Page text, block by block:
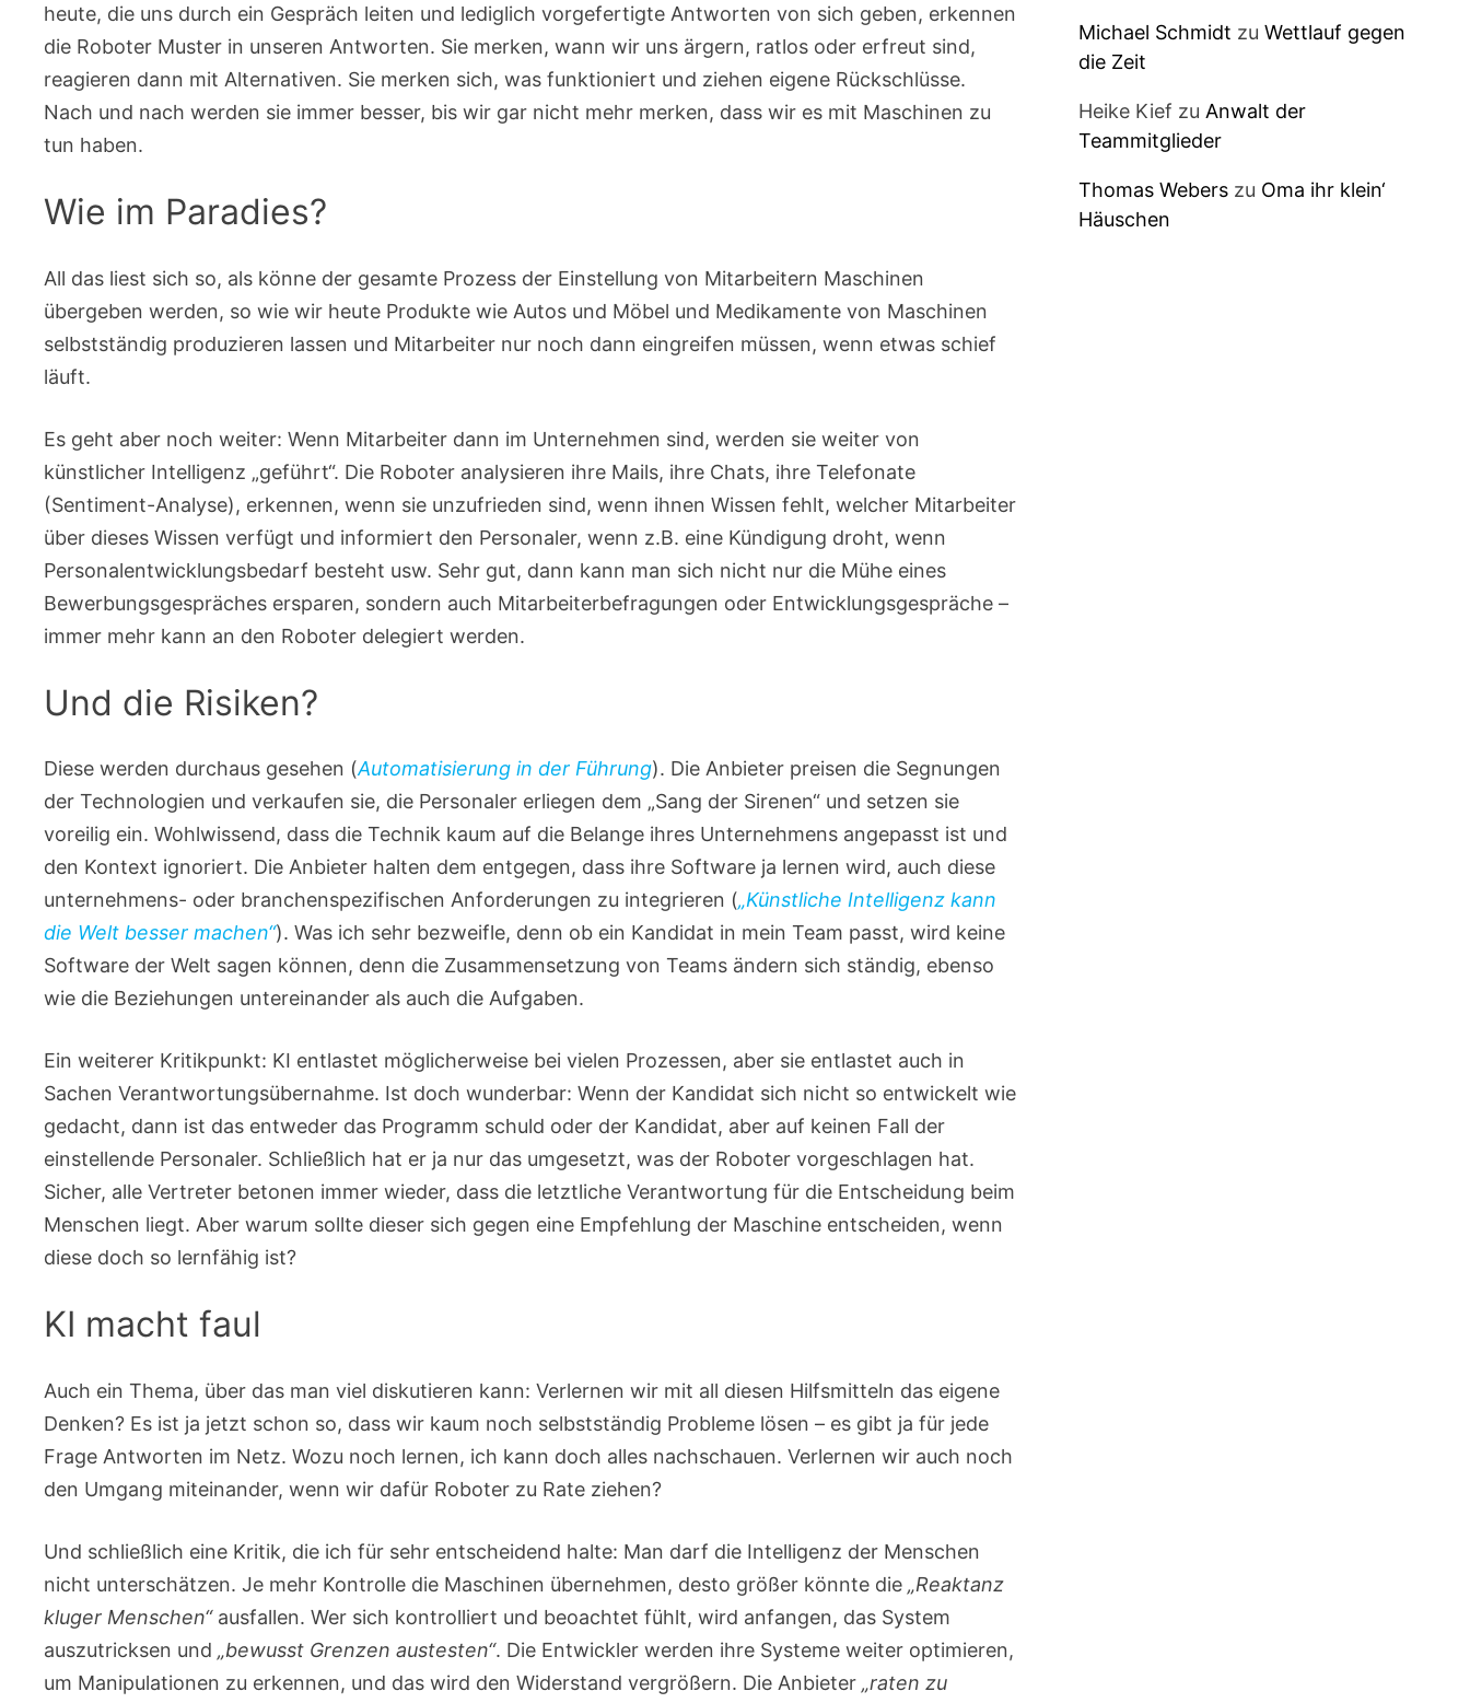
heute, die uns durch ein Gespräch leiten und lediglich vorgefertigte Antworten von sich geben, erkennen
die Roboter Muster in unseren Antworten. Sie merken, wann wir uns ärgern, ratlos oder erfreut sind,
reagieren dann mit Alternativen. Sie merken sich, was funktioniert und ziehen eigene Rückschlüsse.
Nach und nach werden sie immer besser, bis wir gar nicht mehr merken, dass wir es mit Maschinen zu
tun haben.
Wie im Paradies?
All das liest sich so, als könne der gesamte Prozess der Einstellung von Mitarbeitern Maschinen
übergeben werden, so wie wir heute Produkte wie Autos und Möbel und Medikamente von Maschinen
selbstständig produzieren lassen und Mitarbeiter nur noch dann eingreifen müssen, wenn etwas schief
läuft.
Es geht aber noch weiter: Wenn Mitarbeiter dann im Unternehmen sind, werden sie weiter von
künstlicher Intelligenz „geführt“. Die Roboter analysieren ihre Mails, ihre Chats, ihre Telefonate
(Sentiment-Analyse), erkennen, wenn sie unzufrieden sind, wenn ihnen Wissen fehlt, welcher Mitarbeiter
über dieses Wissen verfügt und informiert den Personaler, wenn z.B. eine Kündigung droht, wenn
Personalentwicklungsbedarf besteht usw. Sehr gut, dann kann man sich nicht nur die Mühe eines
Bewerbungsgespräches ersparen, sondern auch Mitarbeiterbefragungen oder Entwicklungsgespräche –
immer mehr kann an den Roboter delegiert werden.
Und die Risiken?
Diese werden durchaus gesehen (Automatisierung in der Führung). Die Anbieter preisen die Segnungen
der Technologien und verkaufen sie, die Personaler erliegen dem „Sang der Sirenen“ und setzen sie
voreilig ein. Wohlwissend, dass die Technik kaum auf die Belange ihres Unternehmens angepasst ist und
den Kontext ignoriert. Die Anbieter halten dem entgegen, dass ihre Software ja lernen wird, auch diese
unternehmens- oder branchenspezifischen Anforderungen zu integrieren („Künstliche Intelligenz kann
die Welt besser machen“). Was ich sehr bezweifle, denn ob ein Kandidat in mein Team passt, wird keine
Software der Welt sagen können, denn die Zusammensetzung von Teams ändern sich ständig, ebenso
wie die Beziehungen untereinander als auch die Aufgaben.
Ein weiterer Kritikpunkt: KI entlastet möglicherweise bei vielen Prozessen, aber sie entlastet auch in
Sachen Verantwortungsübernahme. Ist doch wunderbar: Wenn der Kandidat sich nicht so entwickelt wie
gedacht, dann ist das entweder das Programm schuld oder der Kandidat, aber auf keinen Fall der
einstellende Personaler. Schließlich hat er ja nur das umgesetzt, was der Roboter vorgeschlagen hat.
Sicher, alle Vertreter betonen immer wieder, dass die letztliche Verantwortung für die Entscheidung beim
Menschen liegt. Aber warum sollte dieser sich gegen eine Empfehlung der Maschine entscheiden, wenn
diese doch so lernfähig ist?
KI macht faul
Auch ein Thema, über das man viel diskutieren kann: Verlernen wir mit all diesen Hilfsmitteln das eigene
Denken? Es ist ja jetzt schon so, dass wir kaum noch selbstständig Probleme lösen – es gibt ja für jede
Frage Antworten im Netz. Wozu noch lernen, ich kann doch alles nachschauen. Verlernen wir auch noch
den Umgang miteinander, wenn wir dafür Roboter zu Rate ziehen?
Und schließlich eine Kritik, die ich für sehr entscheidend halte: Man darf die Intelligenz der Menschen
nicht unterschätzen. Je mehr Kontrolle die Maschinen übernehmen, desto größer könnte die„Reaktanz
kluger Menschen“ausfallen. Wer sich kontrolliert und beoachtet fühlt, wird anfangen, das System
auszutricksen und„bewusst Grenzen austesten“. Die Entwickler werden ihre Systeme weiter optimieren,
um Manipulationen zu erkennen, und das wird den Widerstand vergrößern. Die Anbieter„raten zu
Michael Schmidt zu Wettlauf gegen
die Zeit
Heike Kief zu Anwalt der
Teammitglieder
Thomas Weberszu Oma ihr klein‘
Häuschen